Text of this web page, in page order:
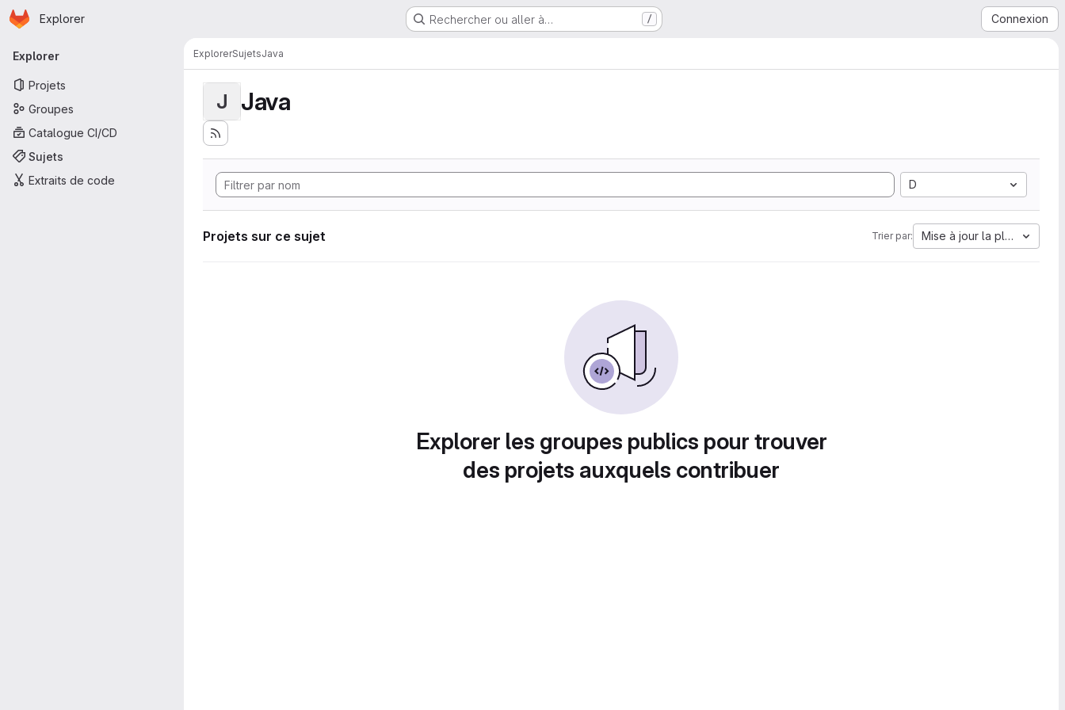
Passer au contenu principal
Page d'accueil
Explorer Rechercher ou aller à… / Connexion
Navigation principale
Explorer
Projets
Groupes
Catalogue CI/CD
Sujets
Extraits de code
ExplorerSujetsJava
J Java
D
Projets sur ce sujet Trier par: Mise à jour la plus
Explorer les groupes publics pour trouver
des projets auxquels contribuer